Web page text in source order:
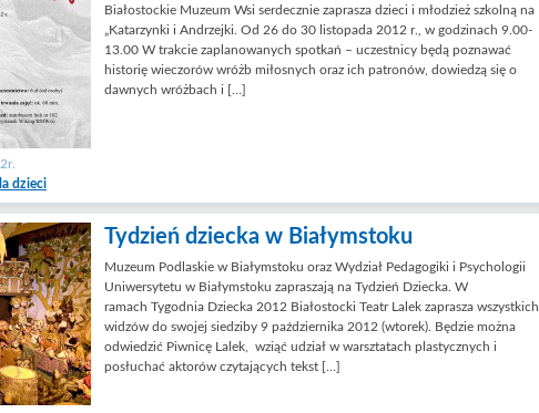
Białostockie Muzeum Wsi serdecznie zaprasza dzieci i młodzież szkolną na
„Katarzynki i Andrzejki. Od 26 do 30 listopada 2012 r., w godzinach 9.00-
13.00 W trakcie zaplanowanych spotkań – uczestnicy będą poznawać
historię wieczorów wróżb miłosnych oraz ich patronów, dowiedzą się o
dawnych wróżbach i […]
dzieci
Tydzień dziecka w Białymstoku
Muzeum Podlaskie w Białymstoku oraz Wydział Pedagogiki i Psychologii
Uniwersytetu w Białymstoku zapraszają na Tydzień Dziecka. W
ramach Tygodnia Dziecka 2012 Białostocki Teatr Lalek zaprasza wszystkich
widzów do swojej siedziby 9 października 2012 (wtorek). Będzie można
odwiedzić Piwnicę Lalek, wziąć udział w warsztatach plastycznych i
posłuchać aktorów czytających tekst […]